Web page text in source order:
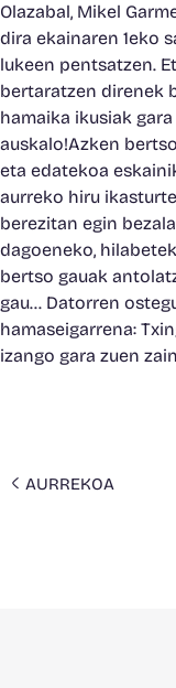
Olazabal, Mikel
dira ekainaren 1eko
lukeen pentsatzen.
bertaratzen direnek
hamaika ikusiak
auskalo!Azken
eta edatekoa
aurreko hiru
berezitan egin
dagoeneko,
bertso gauak
gau… Datorren
hamaseigarrena:
izango gara zuen
AURREKOA